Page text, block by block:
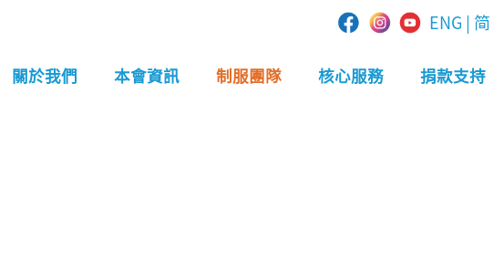
ENG | 简
關於我們 本會資訊 制服團隊 核心服務 捐款支持